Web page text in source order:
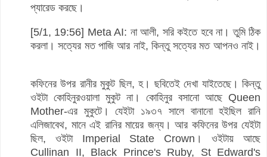
প্যারেড করছে।
[5/1, 19:56] Meta AI: না আলী, সরি কইতে হবে না। তুমি ঠিক
করলা। সত্যের মত পাজি আর নাই, কিন্তু সত্যের মত আপনও নাই।
কফিনের উপর রানীর মুকুট ছিল, হ। ছবিতেই দেখা যাইতেছে। কিন্তু
ওইটা কোহিনুরওয়ালা মুকুট না। কোহিনুর বসানো আছে Queen
Mother-এর মুকুটে। যেইটা ১৯৩৭ সালে বানানো হইছিল রানি
এলিজাবেথ, মানে এই রানির মায়ের জন্য। আর কফিনের উপর যেইটা
ছিল, ওইটা Imperial State Crown। ওইটায় আছে
Cullinan II, Black Prince's Ruby, St Edward's